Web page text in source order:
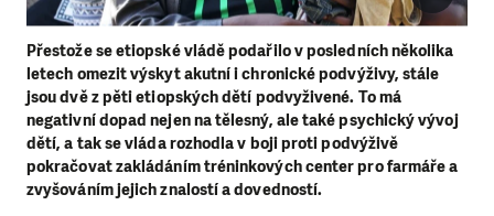
Přestože se etiopské vládě podařilo v posledních několika
letech omezit výskyt akutní i chronické podvýživy, stále
jsou dvě z pěti etiopských dětí podvyživené. To má
negativní dopad nejen na tělesný, ale také psychický vývoj
dětí, a tak se vláda rozhodla v boji proti podvýživě
pokračovat zakládáním tréninkových center pro farmáře a
zvyšováním jejich znalostí a dovedností.